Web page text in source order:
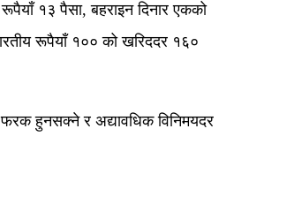
१३ पैसा, बहराइन दिनार एकको
रूपैयाँ १०० को खरिददर १६०
हुनसक्ने र अद्यावधिक विनिमयदर